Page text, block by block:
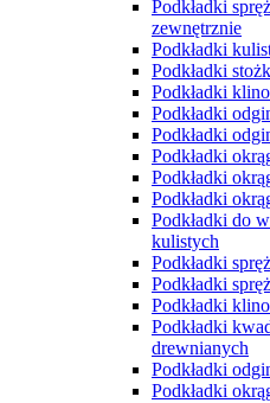
Podkładki
zewnętrznie
Podkładki
Podkładki
Podkładki
Podkładki
Podkładki
Podkładki
Podkładki
Podkładki
Podkładki do
kulistych
Podkładki
Podkładki
Podkładki
Podkładki
drewnianych
Podkładki
Podkładki